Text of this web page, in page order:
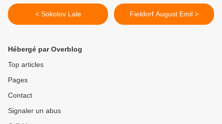
< Sokolov Lale Fieldorf August Emil >
Hébergé par Overblog
Top articles
Pages
Contact
Signaler un abus